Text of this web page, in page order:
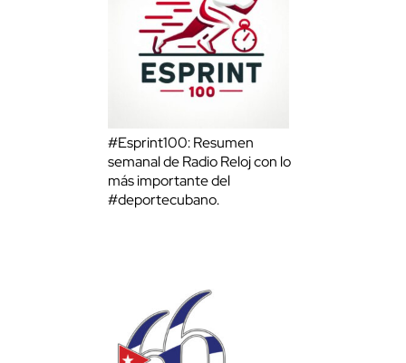
#Esprint100: Resumen
semanal de Radio Reloj con lo
más importante del
#deportecubano.